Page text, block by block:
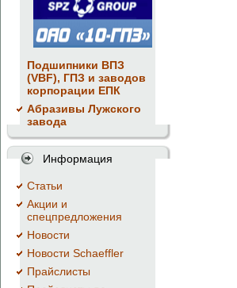
Подшипники ВПЗ
(VBF), ГПЗ и заводов
корпорации ЕПК
Абразивы Лужского
завода
Информация
Cтатьи
Акции и
спецпредложения
Новости
Новости Schaeffler
Прайслисты